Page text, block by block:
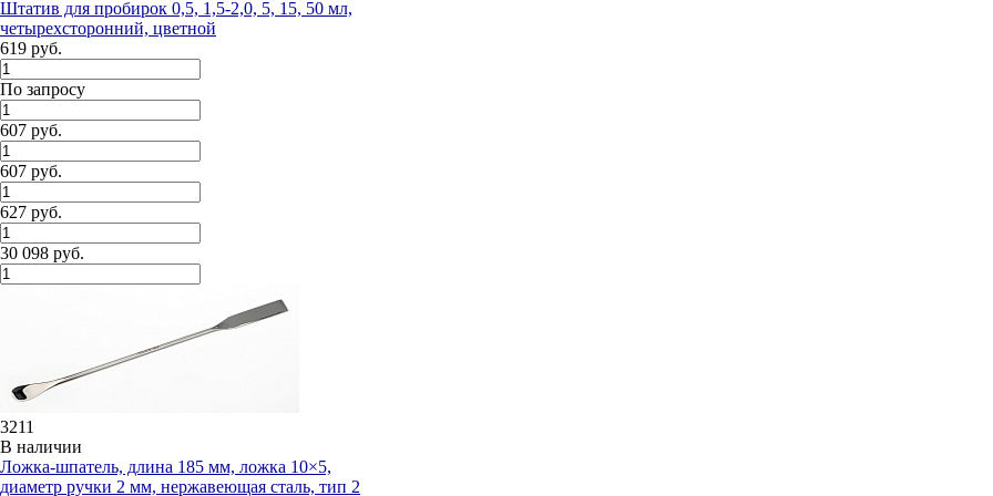
Штатив для пробирок 0,5, 1,5-2,0, 5, 15, 50 мл,
четырехсторонний, цветной
619 руб.
По запросу
607 руб.
607 руб.
627 руб.
30 098 руб.
3211
В наличии
Ложка-шпатель, длина 185 мм, ложка 10×5,
диаметр ручки 2 мм, нержавеющая сталь, тип 2